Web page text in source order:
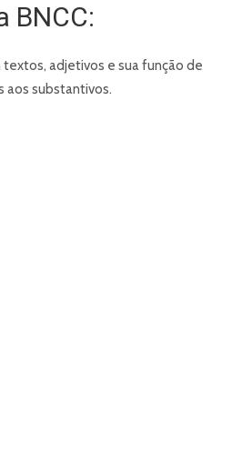
BNCC:
textos, adjetivos e sua função de
aos substantivos.